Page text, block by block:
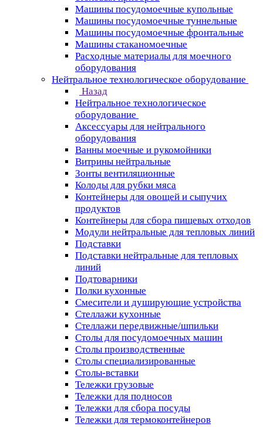
Машины посудомоечные купольные
Машины посудомоечные туннельные
Машины посудомоечные фронтальные
Машины стаканомоечные
Расходные материалы для моечного
оборудования
Нейтральное технологическое оборудование
Назад
Нейтральное технологическое
оборудование
Аксессуары для нейтрального
оборудования
Ванны моечные и рукомойники
Витрины нейтральные
Зонты вентиляционные
Колоды для рубки мяса
Контейнеры для овощей и сыпучих
продуктов
Контейнеры для сбора пищевых отходов
Модули нейтральные для тепловых линий
Подставки
Подставки нейтральные для тепловых
линий
Подтоварники
Полки кухонные
Смесители и душирующие устройства
Стеллажи кухонные
Стеллажи передвижные/шпильки
Столы для посудомоечных машин
Столы производственные
Столы специализированные
Столы-вставки
Тележки грузовые
Тележки для подносов
Тележки для сбора посуды
Тележки для термоконтейнеров